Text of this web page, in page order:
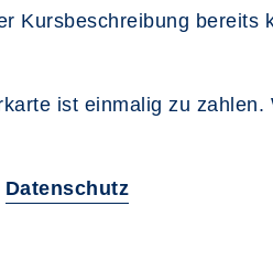
Kursbeschreibung bereits
ist einmalig zu zahlen.
Datenschutz